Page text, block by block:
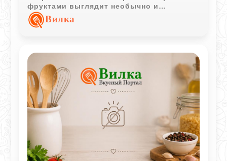
фруктами выглядит необычно и
запоминается не только вкусом, но и
оригинальным оформлением.
Вилка